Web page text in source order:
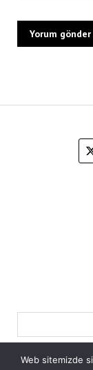
Web sitemizde